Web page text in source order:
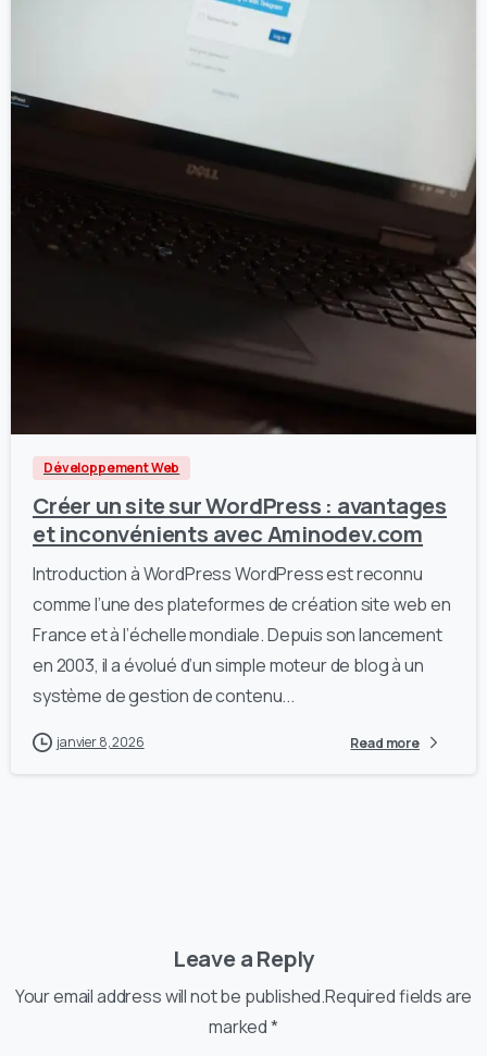
0
Développement Web
Créer un site sur WordPress : avantages
et inconvénients avec Aminodev.com
Introduction à WordPress WordPress est reconnu
comme l’une des plateformes de création site web en
France et à l’échelle mondiale. Depuis son lancement
en 2003, il a évolué d’un simple moteur de blog à un
système de gestion de contenu...
janvier 8, 2026 Read more
Leave a Reply
Your email address will not be published.Required fields are
marked *